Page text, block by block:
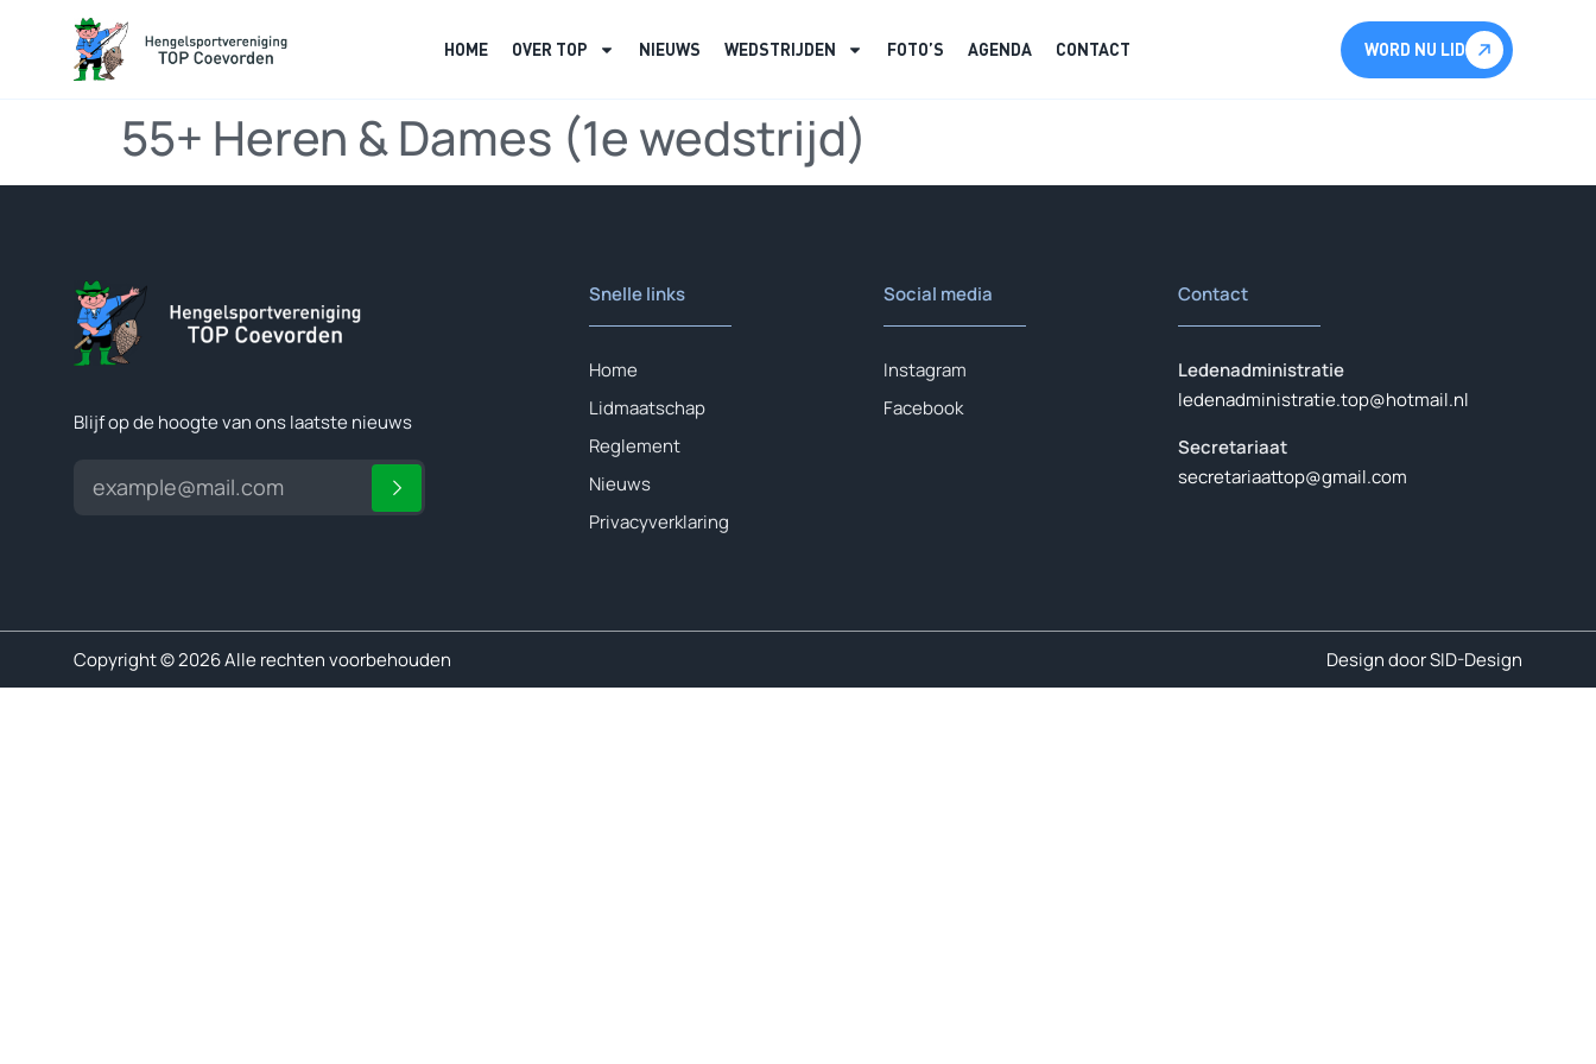
HOME OVER TOP NIEUWS WEDSTRIJDEN FOTO’S AGENDA CONTACT WORD NU LID
55+ Heren & Dames (1e wedstrijd)
Blijf op de hoogte van ons laatste nieuws
Snelle links
Home
Lidmaatschap
Reglement
Nieuws
Privacyverklaring
Social media
Instagram
Facebook
Contact
Ledenadministratie
ledenadministratie.top@hotmail.nl
Secretariaat
secretariaattop@gmail.com
Copyright © 2026 Alle rechten voorbehouden Design door SID-Design